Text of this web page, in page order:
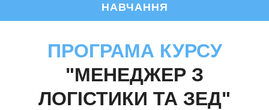
НАВЧАННЯ
ПРОГРАМА КУРСУ
"МЕНЕДЖЕР З
ЛОГІСТИКИ ТА ЗЕД"